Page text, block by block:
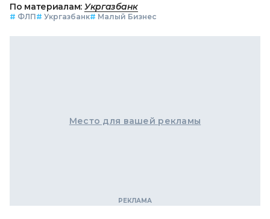
По материалам: Укргазбанк
# ФЛП# Укргазбанк# Малый Бизнес
Место для вашей рекламы